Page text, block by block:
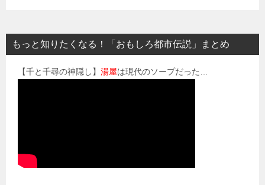
もっと知りたくなる！「おもしろ都市伝説」まとめ
【千と千尋の神隠し】 湯屋は現代のソープだった…